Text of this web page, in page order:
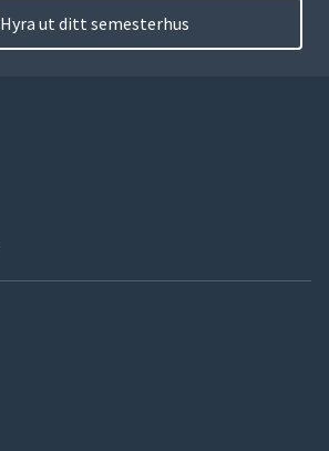
Hyra ut ditt semesterhus